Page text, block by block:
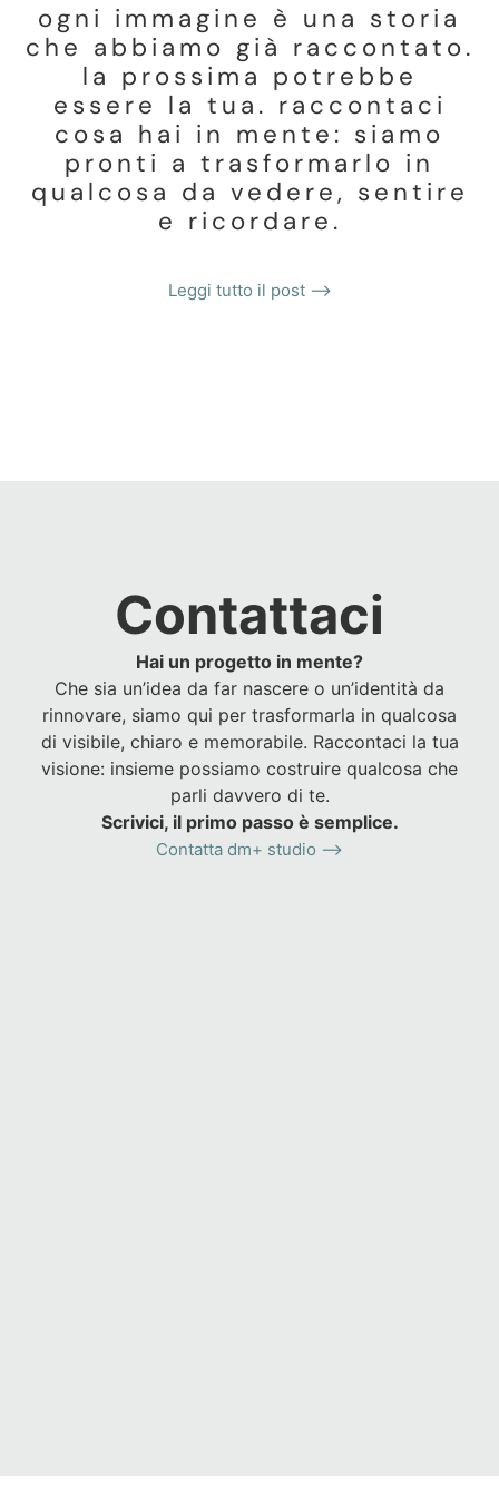
ogni immagine è una storia
che abbiamo già raccontato.
la prossima potrebbe
essere la tua. raccontaci
cosa hai in mente: siamo
pronti a trasformarlo in
qualcosa da vedere, sentire
e ricordare.
Leggi tutto il post ⟶
Contattaci
Hai un progetto in mente?
Che sia un’idea da far nascere o un’identità da
rinnovare, siamo qui per trasformarla in qualcosa
di visibile, chiaro e memorabile. Raccontaci la tua
visione: insieme possiamo costruire qualcosa che
parli davvero di te.
Scrivici, il primo passo è semplice.
Contatta dm+ studio ⟶